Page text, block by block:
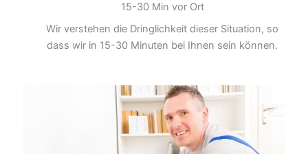
15-30 Min vor Ort
Wir verstehen die Dringlichkeit dieser Situation, so
dass wir in 15-30 Minuten bei Ihnen sein können.